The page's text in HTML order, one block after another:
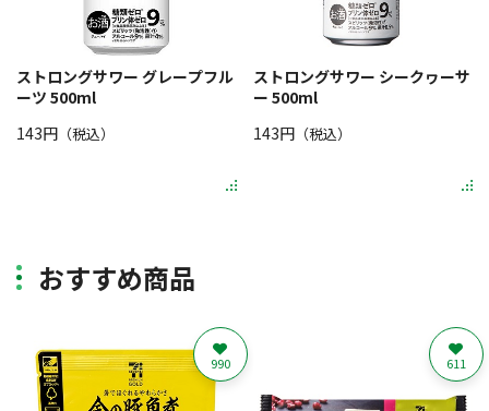
ストロングサワー グレープフル
ーツ 500ml
143円 （税込）
ストロングサワー シークヮーサ
ー 500ml
143円（税込）
おすすめ商品
990 611